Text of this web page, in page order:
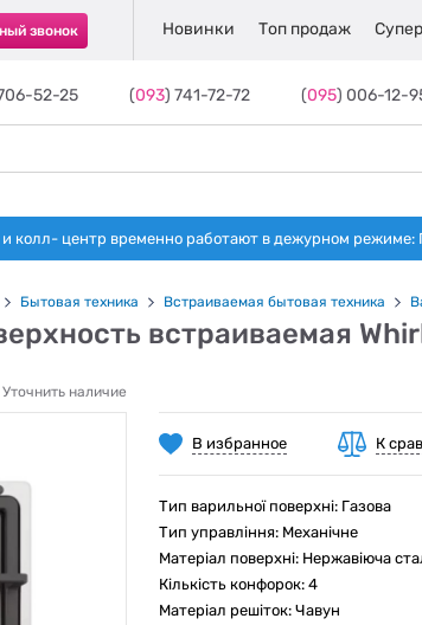
звонок Новинки Топ продаж
52-25 (093) 741-72-72 (095) 006-12-
колл- центр временно работают в дежурном режиме:
Бытовая техника Встраиваемая бытовая техника
встраиваемая
Уточнить наличие
В избранное К
Тип варильної поверхні: Газова
Тип управління: Механічне
Матеріал поверхні: Нержавіюча
Кількість конфорок: 4
Матеріал решіток: Чавун